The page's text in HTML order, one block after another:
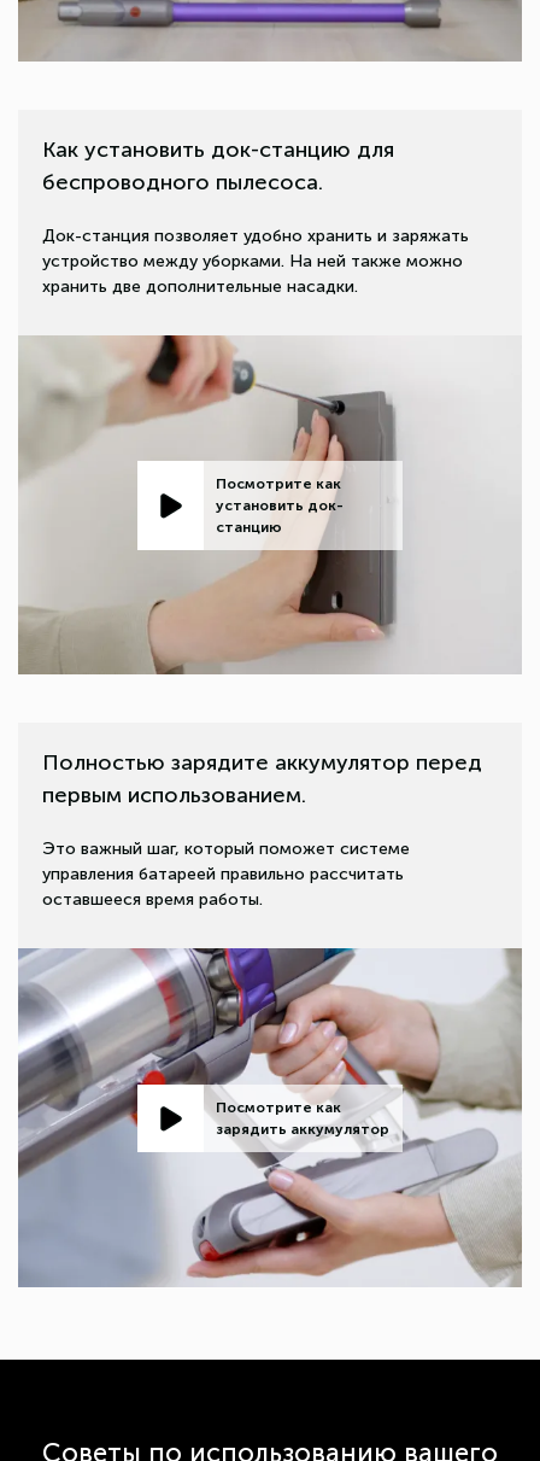
Как установить док-станцию для
беспроводного пылесоса.
Док-станция позволяет удобно хранить и заряжать
устройство между уборками. На ней также можно
хранить две дополнительные насадки.
Посмотрите как
установить док-
станцию
Полностью зарядите аккумулятор перед
первым использованием.
Это важный шаг, который поможет системе
управления батареей правильно рассчитать
оставшееся время работы.
Посмотрите как
зарядить аккумулятор
Советы по использованию вашего